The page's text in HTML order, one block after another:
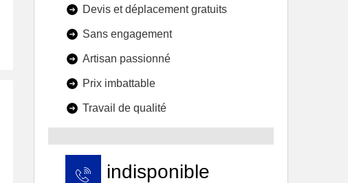
Devis et déplacement gratuits
Sans engagement
Artisan passionné
Prix imbattable
Travail de qualité
indisponible